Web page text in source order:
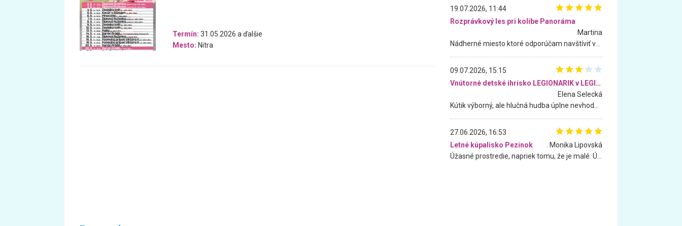
Termín: 31.05.2026 a ďalšie
Mesto: Nitra
19.07.2026, 11:44
Rozprávkový les pri kolibe Panoráma
Martina
09.07.2026, 15:15
Vnútorné detské ihrisko LEGIONARIK v LEGIA Fitness
Elena Selecká
27.06.2026, 16:53
Letné kúpalisko Pezinok
. Monika Lipovská